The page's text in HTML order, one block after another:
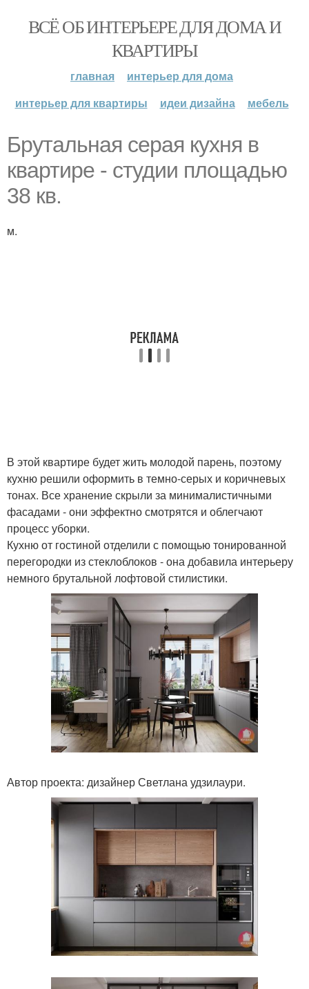
ВСЁ ОБ ИНТЕРЬЕРЕ ДЛЯ ДОМА И
КВАРТИРЫ
главная
интерьер для дома
интерьер для квартиры
идеи дизайна мебель
Брутальная серая кухня в
квартире - студии площадью
38 кв.
м.
В этой квартире будет жить молодой парень, поэтому
кухню решили оформить в темно-серых и коричневых
тонах. Все хранение скрыли за минималистичными
фасадами - они эффектно смотрятся и облегчают
процесс уборки.
Кухню от гостиной отделили с помощью тонированной
перегородки из стеклоблоков - она добавила интерьеру
немного брутальной лофтовой стилистики.
Автор проекта: дизайнер Светлана удзилаури.